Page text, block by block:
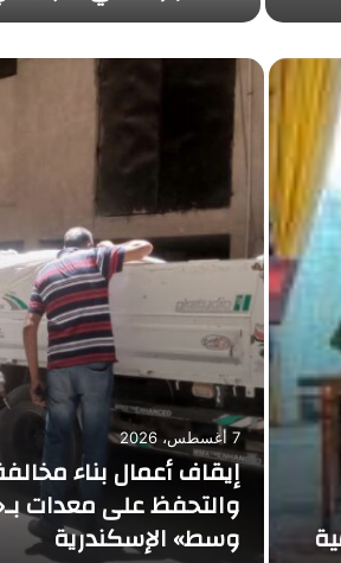
7 أغسطس، 2026
إيقاف أعمال بناء
والتحفظ على معدات
وسط» الإسكندرية